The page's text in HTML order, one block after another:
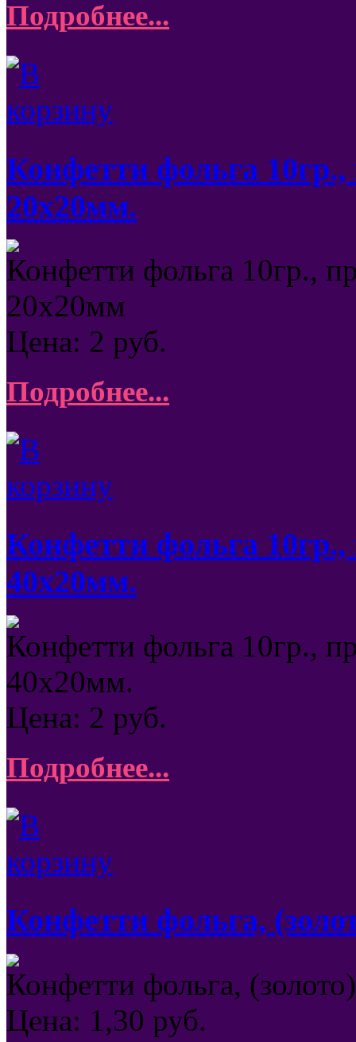
Подробнее...
Конфетти фольга
20х20мм.
Конфетти фольга 10гр.,
20х20мм
Цена: 2 руб.
Подробнее...
Конфетти фольга
40х20мм.
Конфетти фольга 10гр.,
40х20мм.
Цена: 2 руб.
Подробнее...
Конфетти фольга,
Конфетти фольга,
Цена: 1,30 руб.